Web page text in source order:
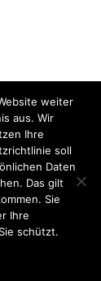
DRINGEND
Bilder
.
weiter
aus. Wir
Ihre
soll
Daten
Das gilt
Sie
Ihre
schützt.